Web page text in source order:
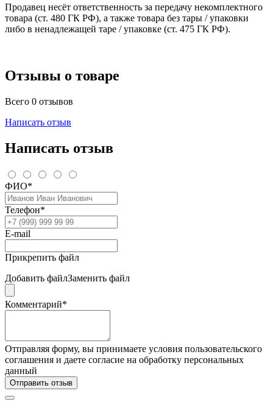
Продавец несёт ответственность за передачу некомплектного
товара (ст. 480 ГК РФ), а также товара без тары / упаковки
либо в ненадлежащей таре / упаковке (ст. 475 ГК РФ).
Отзывы о товаре
Всего 0 отзывов
Написать отзыв
Написать отзыв
ФИО*
Телефон*
E-mail
Прикрепить файл
Добавить файлЗаменить файл
Комментарий*
Отправляя форму, вы принимаете условия пользовательского
соглашения и даете согласие на обработку персональных
данный
Отправить отзыв